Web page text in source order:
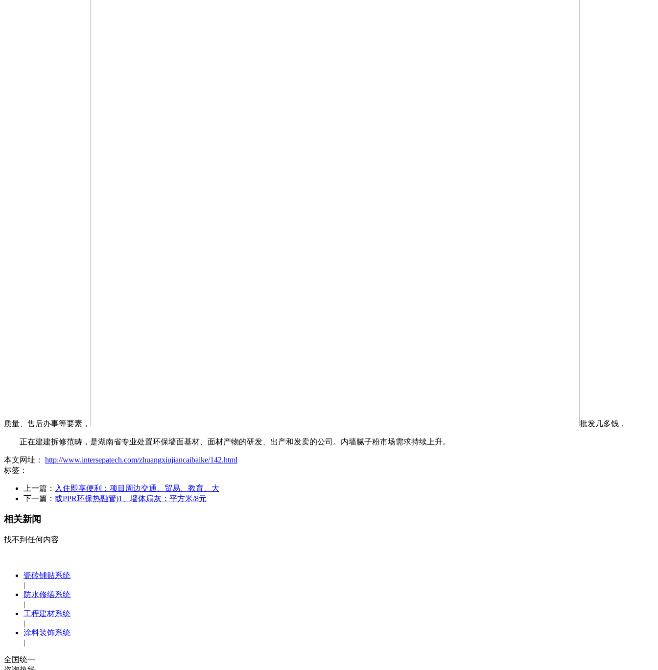
质量、售后办事等要素， 批发几多钱，
正在建建拆修范畴，是湖南省专业处置环保墙面基材、面材产物的研发、出产和发卖的公司。内墙腻子粉市场需求持续上升。
本文网址： http://www.intersepatech.com/zhuangxiujiancaibaike/142.html
标签：
上一篇： 入住即享便利：项目周边交通、贸易、教育、大
下一篇： 或PPR环保热融管)1、墙体扇灰：平方米/8元
相关新闻
找不到任何内容
瓷砖铺贴系统
|
防水修缮系统
|
工程建材系统
|
涂料装饰系统
|
全国统一